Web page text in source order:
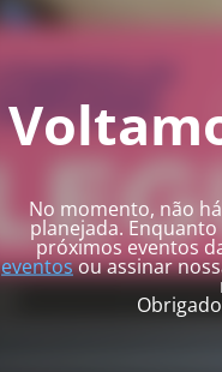
No momento, não
planejada.
próximos eventos
eventosou assinar